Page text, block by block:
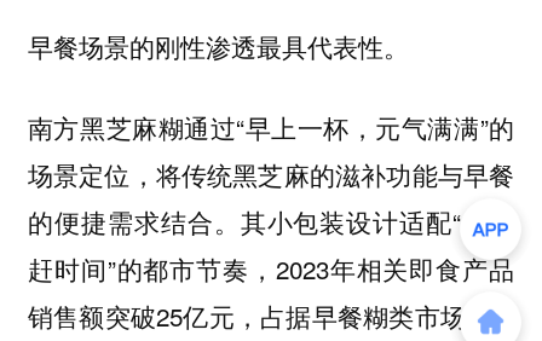
早餐场景的刚性渗透最具代表性。
南方黑芝麻糊通过“早上一杯，元气满满”的
场景定位，将传统黑芝麻的滋补功能与早餐
的便捷需求结合。其小包装设计适配“匆忙
赶时间”的都市节奏，2023年相关即食产品
销售额突破25亿元，占据早餐糊类市场30%